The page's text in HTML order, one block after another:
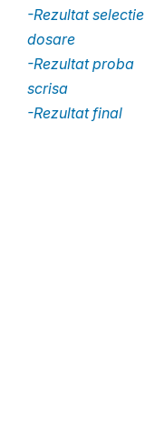
-Rezultat selectie
dosare
-Rezultat proba
scrisa
-Rezultat final